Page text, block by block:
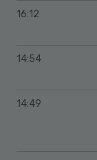
16:12
14:54
14:49